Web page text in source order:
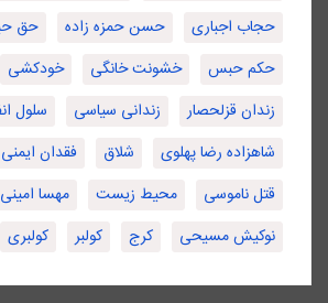
حجاب اجباری
حسن حمزه زاده حق
حکم حبس
خشونت خانگی خودکشی
زندان قزلحصار
زندانی سیاسی سلول
شاهزاده رضا پهلوی
شلاق فقدان ایمنی
قتل ناموسی
محیط زیست
مهسا امینی
نوکیش مسیحی
کرج کولبر کولبری